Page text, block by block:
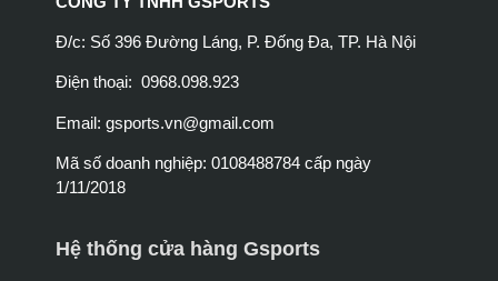
Đ/c: Số 396 Đường Láng, P. Đống Đa, TP. Hà Nội
Điện thoại: 0968.098.923
Email: gsports.vn@gmail.com
Mã số doanh nghiệp: 0108488784 cấp ngày
1/11/2018
Hệ thống cửa hàng Gsports